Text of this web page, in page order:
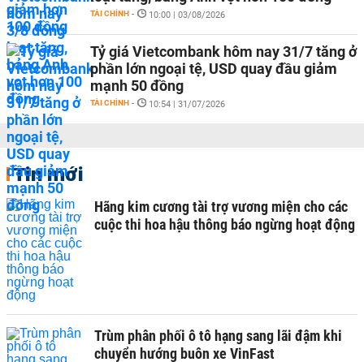
TÀI CHÍNH - 10:00 | 03/08/2026
Tỷ giá Vietcombank hôm nay 31/7 tăng ở
phần lớn ngoại tệ, USD quay đầu giảm
mạnh 50 đồng
TÀI CHÍNH - 10:54 | 31/07/2026
Tin mới
Hãng kim cương tài trợ vương miện cho các
cuộc thi hoa hậu thông báo ngừng hoạt động
Trùm phân phối ô tô hạng sang lãi đậm khi
chuyển hướng buôn xe VinFast